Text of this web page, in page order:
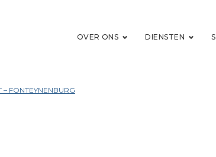
OVER ONS DIENSTEN
FONTEYNENBURG